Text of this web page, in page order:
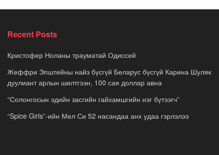
Recent Posts
Кристофер Ноланы трауматай Одиссей
Жеффри Эпштейны найз бүсгүй Беларус бүсгүй Карина Шуляк
дуулиант арлын шилтгээн, 100 сая доллар авна
“Солонгосын эдийн засгийн гайхамшгийн нэг бүтээгч”
“Spice Girls”-ийн Мел Си 52 насандаа анх удаа гэрлэлээ